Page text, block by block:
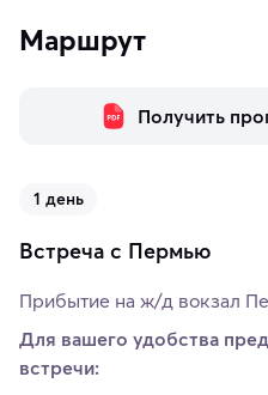
Маршрут
Получить
1 день
Встреча с Пермью
Прибытие на ж/д вокзал
Для вашего удобства
встречи: